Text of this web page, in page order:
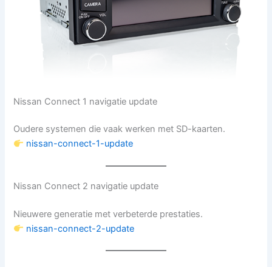
Nissan Connect 1 navigatie update
Oudere systemen die vaak werken met SD-kaarten.
nissan-connect-1-update
Nissan Connect 2 navigatie update
Nieuwere generatie met verbeterde prestaties.
nissan-connect-2-update